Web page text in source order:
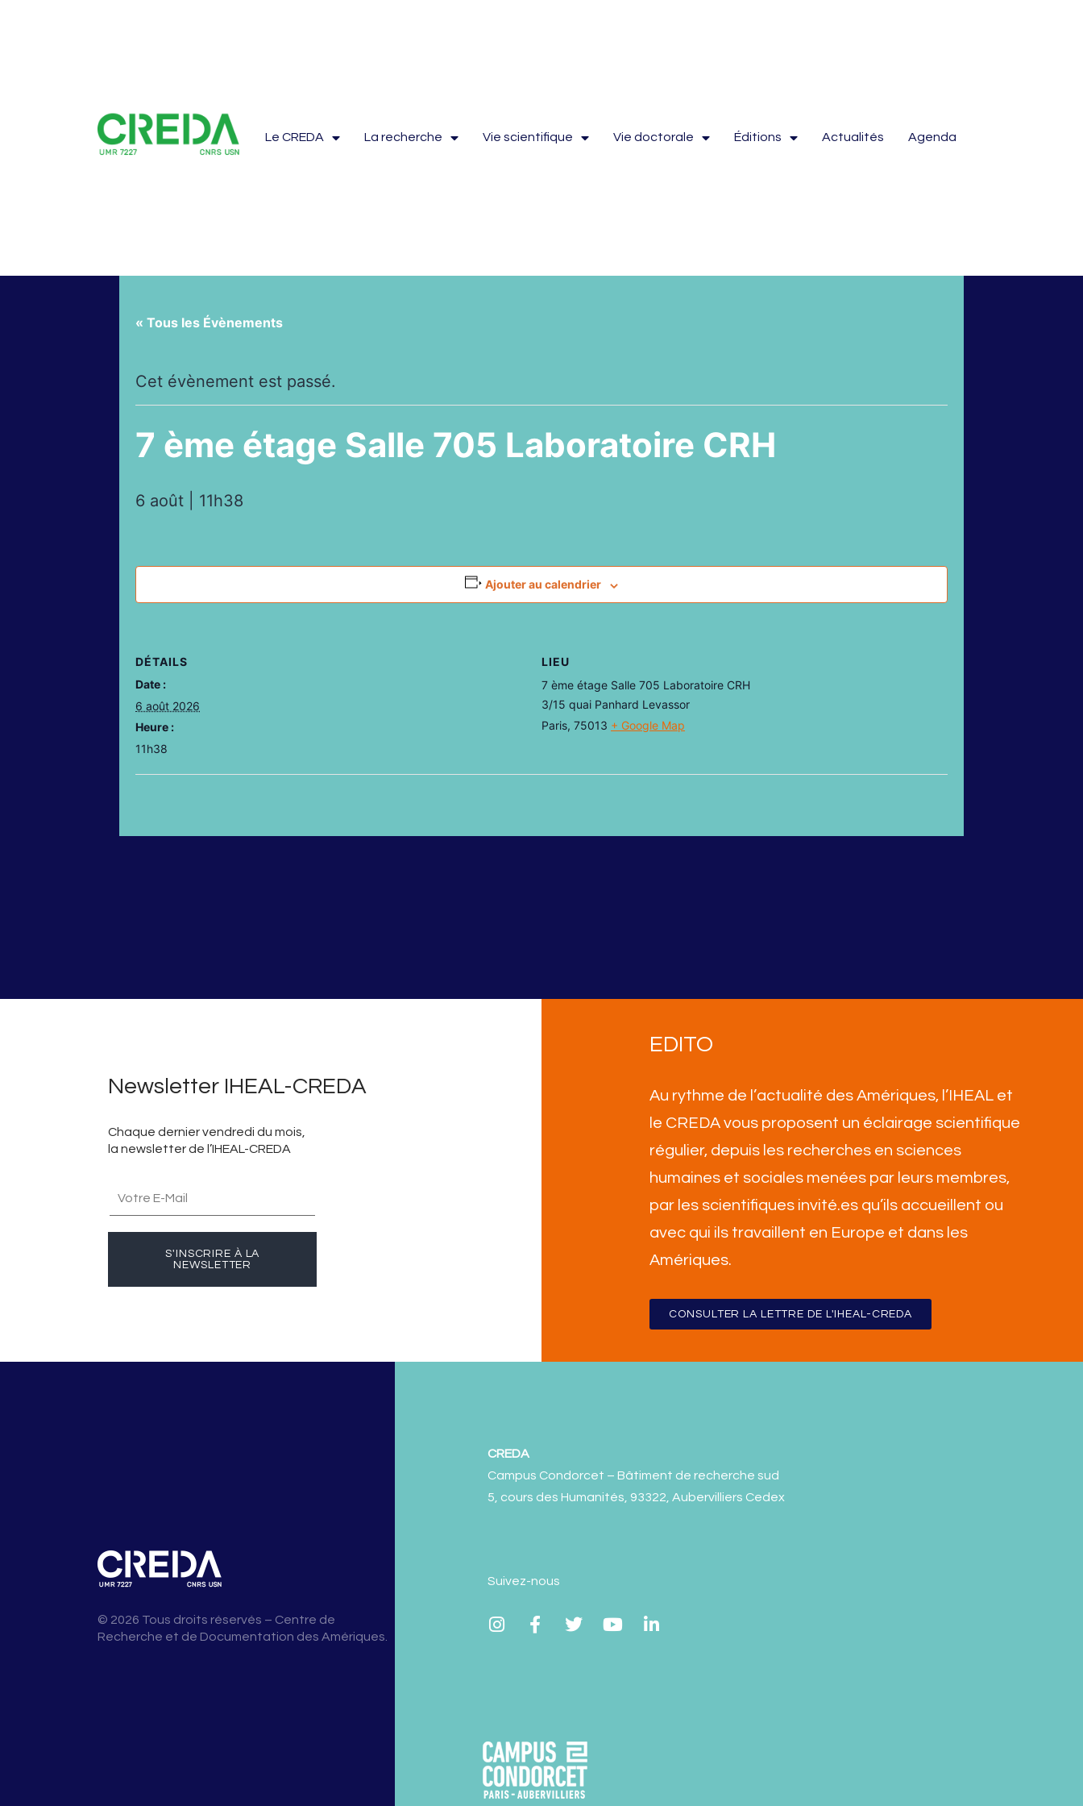
Le CREDA La recherche Vie scientifique Vie doctorale Éditions Actualités Agenda
« Tous les Évènements
Cet évènement est passé.
7 ème étage Salle 705 Laboratoire CRH
6 août | 11h38
Ajouter au calendrier
DÉTAILS
Date :
6 août 2026
Heure :
11h38
LIEU
7 ème étage Salle 705 Laboratoire CRH
3/15 quai Panhard Levassor
Paris, 75013 + Google Map
Newsletter IHEAL-CREDA
Chaque dernier vendredi du mois,
la newsletter de l’IHEAL-CREDA
S'INSCRIRE À LA
NEWSLETTER
EDITO
Au rythme de l’actualité des Amériques, l’IHEAL et
le CREDA vous proposent un éclairage scientifique
régulier, depuis les recherches en sciences
humaines et sociales menées par leurs membres,
par les scientifiques invité.es qu’ils accueillent ou
avec qui ils travaillent en Europe et dans les
Amériques.
CONSULTER LA LETTRE DE L'IHEAL-CREDA
© 2026 Tous droits réservés – Centre de
Recherche et de Documentation des Amériques.
CREDA
Campus Condorcet – Bâtiment de recherche sud
5, cours des Humanités, 93322, Aubervilliers Cedex
Suivez-nous